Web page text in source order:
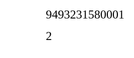
9493231580001
2